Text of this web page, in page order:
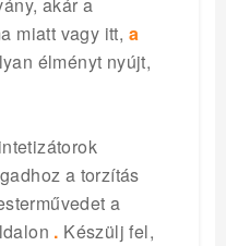
miatt vagy itt, a
élményt nyújt,
a torzítás
a
. Készülj fel,